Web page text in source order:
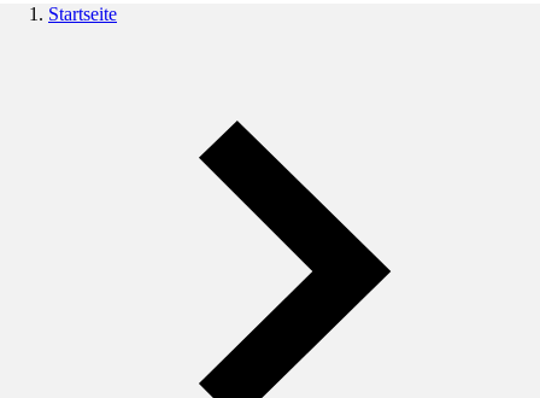
Startseite